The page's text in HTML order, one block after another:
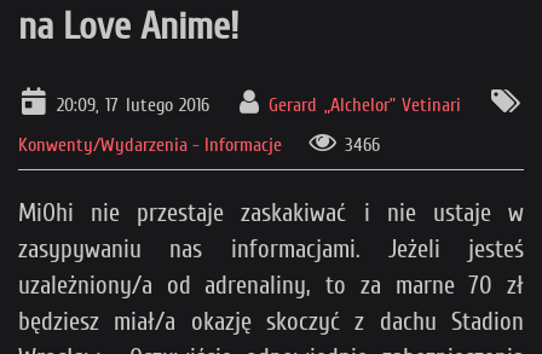
na Love Anime!
20:09, 17 lutego 2016
Gerard „Alchelor” Vetinari
Konwenty/Wydarzenia - Informacje
3466
MiOhi nie przestaje zaskakiwać i nie ustaje w
zasypywaniu nas informacjami. Jeżeli jesteś
uzależniony/a od adrenaliny, to za marne 70 zł
będziesz miał/a okazję skoczyć z dachu Stadion